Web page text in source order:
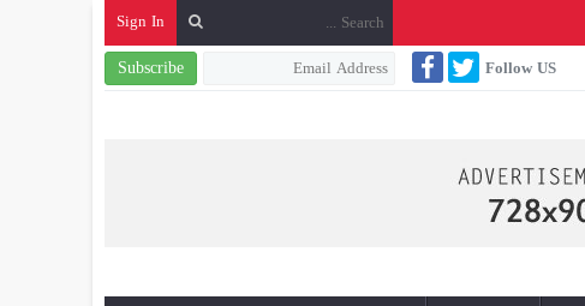
Sign In
Subscribe Follow US